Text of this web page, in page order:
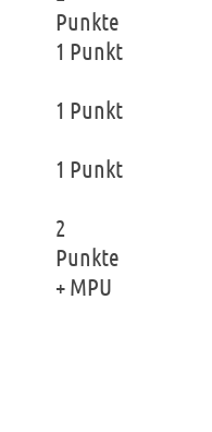
Punkte
1 Punkt
1 Punkt
1 Punkt
2
Punkte
+ MPU